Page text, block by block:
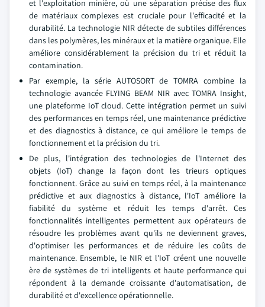
et l'exploitation minière, où une séparation précise des flux
de matériaux complexes est cruciale pour l'efficacité et la
durabilité. La technologie NIR détecte de subtiles différences
dans les polymères, les minéraux et la matière organique. Elle
améliore considérablement la précision du tri et réduit la
contamination.
Par exemple, la série AUTOSORT de TOMRA combine la
technologie avancée FLYING BEAM NIR avec TOMRA Insight,
une plateforme IoT cloud. Cette intégration permet un suivi
des performances en temps réel, une maintenance prédictive
et des diagnostics à distance, ce qui améliore le temps de
fonctionnement et la précision du tri.
De plus, l'intégration des technologies de l'Internet des
objets (IoT) change la façon dont les trieurs optiques
fonctionnent. Grâce au suivi en temps réel, à la maintenance
prédictive et aux diagnostics à distance, l'IoT améliore la
fiabilité du système et réduit les temps d'arrêt. Ces
fonctionnalités intelligentes permettent aux opérateurs de
résoudre les problèmes avant qu'ils ne deviennent graves,
d'optimiser les performances et de réduire les coûts de
maintenance. Ensemble, le NIR et l'IoT créent une nouvelle
ère de systèmes de tri intelligents et haute performance qui
répondent à la demande croissante d'automatisation, de
durabilité et d'excellence opérationnelle.